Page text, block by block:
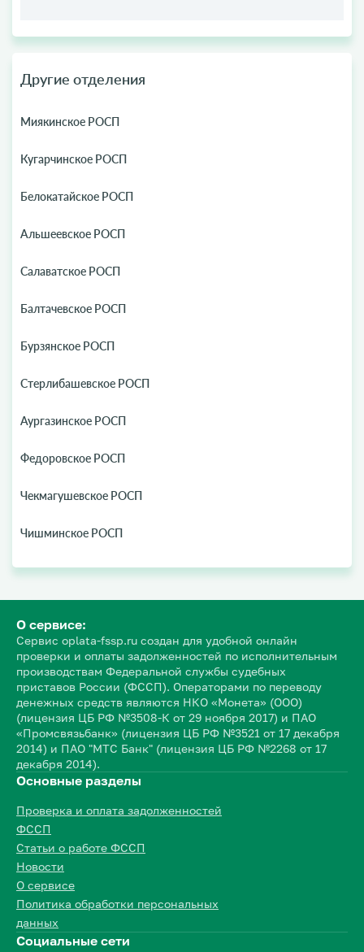
Другие отделения
Миякинское РОСП
Кугарчинское РОСП
Белокатайское РОСП
Альшеевское РОСП
Салаватское РОСП
Балтачевское РОСП
Бурзянское РОСП
Стерлибашевское РОСП
Аургазинское РОСП
Федоровское РОСП
Чекмагушевское РОСП
Чишминское РОСП
О сервисе:
Сервис oplata-fssp.ru создан для удобной онлайн
проверки и оплаты задолженностей по исполнительным
производствам Федеральной службы судебных
приставов России (ФССП). Операторами по переводу
денежных средств являются НКО «Монета» (ООО)
(лицензия ЦБ РФ №3508-К от 29 ноября 2017) и ПАО
«Промсвязьбанк» (лицензия ЦБ РФ №3521 от 17 декабря
2014) и ПАО "МТС Банк" (лицензия ЦБ РФ №2268 от 17
декабря 2014).
Основные разделы
Проверка и оплата задолженностей
ФССП
Статьи о работе ФССП
Новости
О сервисе
Политика обработки персональных
данных
Социальные сети